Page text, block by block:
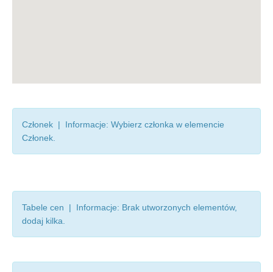
Członek | Informacje: Wybierz członka w elemencie
Członek.
Tabele cen | Informacje: Brak utworzonych elementów,
dodaj kilka.